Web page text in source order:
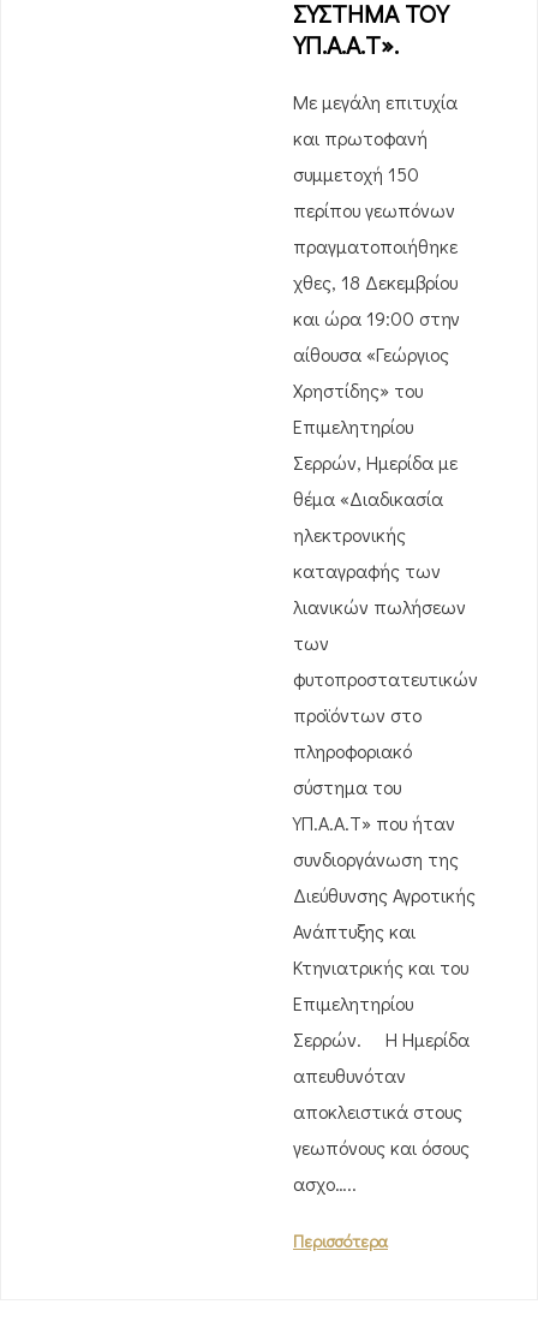
ΣΥΣΤΗΜΑ ΤΟΥ
ΥΠ.Α.Α.Τ».
Με μεγάλη επιτυχία
και πρωτοφανή
συμμετοχή 150
περίπου γεωπόνων
πραγματοποιήθηκε
χθες, 18 Δεκεμβρίου
και ώρα 19:00 στην
αίθουσα «Γεώργιος
Χρηστίδης» του
Επιμελητηρίου
Σερρών, Ημερίδα με
θέμα «Διαδικασία
ηλεκτρονικής
καταγραφής των
λιανικών πωλήσεων
των
φυτοπροστατευτικών
προϊόντων στο
πληροφοριακό
σύστημα του
ΥΠ.Α.Α.Τ» που ήταν
συνδιοργάνωση της
Διεύθυνσης Αγροτικής
Ανάπτυξης και
Κτηνιατρικής και του
Επιμελητηρίου
Σερρών. Η Ημερίδα
απευθυνόταν
αποκλειστικά στους
γεωπόνους και όσους
ασχο…..
Περισσότερα